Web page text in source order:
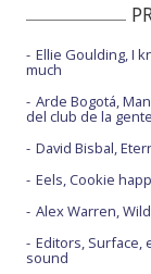
Ellie Goulding, I
much
Arde Bogotá,
del club de la
David Bisbal,
Eels, Cookie
Alex Warren,
Editors, Surface,
sound